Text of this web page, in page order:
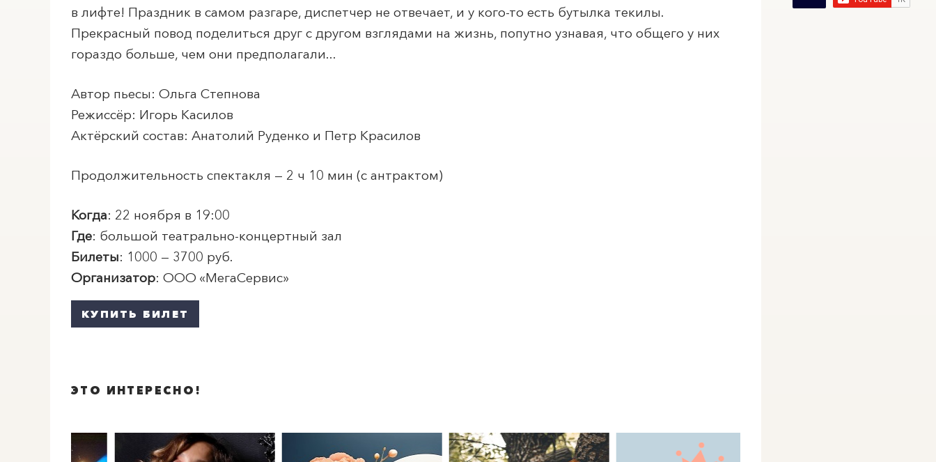
в лифте! Праздник в самом разгаре, диспетчер не отвечает, и у кого-то есть бутылка текилы.
Прекрасный повод поделиться друг с другом взглядами на жизнь, попутно узнавая, что общего у них
гораздо больше, чем они предполагали...
Автор пьесы: Ольга Степнова
Режиссёр: Игорь Касилов
Актёрский состав: Анатолий Руденко и Петр Красилов
Продолжительность спектакля — 2 ч 10 мин (с антрактом)
Когда: 22 ноября в 19:00
Где: большой театрально-концертный зал
Билеты: 1000 — 3700 руб.
Организатор: ООО «МегаСервис»
КУПИТЬ БИЛЕТ
ЭТО ИНТЕРЕСНО!